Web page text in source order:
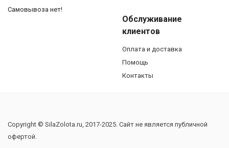
Самовывоза нет!
Обслуживание
клиентов
Оплата и доставка
Помощь
Контакты
Copyright © SilaZolota.ru, 2017-2025. Сайт не является публичной
офертой.